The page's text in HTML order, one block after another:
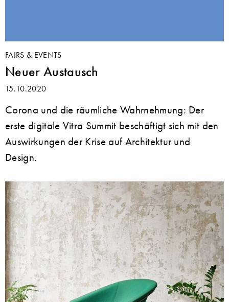
FAIRS & EVENTS
Neuer Austausch
15.10.2020
Corona und die räumliche Wahrnehmung: Der
erste digitale Vitra Summit beschäftigt sich mit den
Auswirkungen der Krise auf Architektur und
Design.